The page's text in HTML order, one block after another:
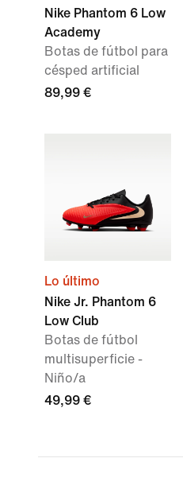
Nike Phantom 6 Low
Academy
Botas de fútbol para
césped artificial
89,99 €
Lo último
Nike Jr. Phantom 6
Low Club
Botas de fútbol
multisuperficie -
Niño/a
49,99 €